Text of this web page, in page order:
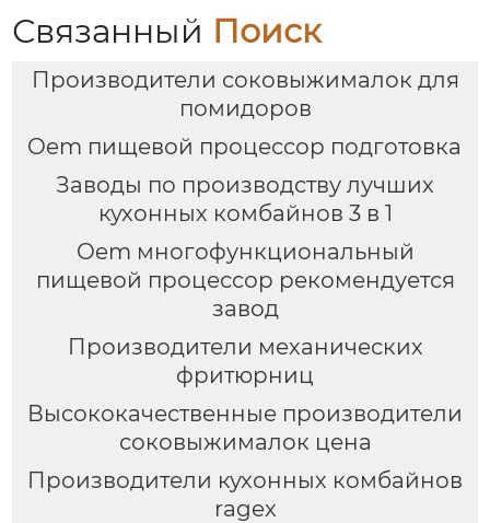
Связанный Поиск
Производители соковыжималок для
помидоров
Oem пищевой процессор подготовка
Заводы по производству лучших
кухонных комбайнов 3 в 1
Oem многофункциональный
пищевой процессор рекомендуется
завод
Производители механических
фритюрниц
Высококачественные производители
соковыжималок цена
Производители кухонных комбайнов
ragex